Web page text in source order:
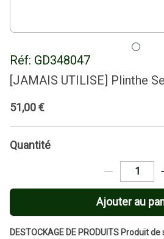
Réf: GD348047
[JAMAIS UTILISE] Plinthe
51,00€
Quantité
Ajouter au
DESTOCKAGE DE PRODUITS Produit